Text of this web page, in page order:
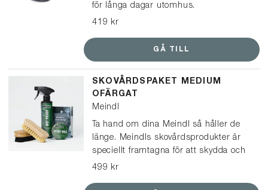
för långa dagar utomhus.
Kombinationen av merinoull och
passform och hjälper till att balansera
torra, bekväma och varma, även under
kyliga dagar. "Den skönaste strumpan
jag upplevt!"
419 kr
GÅ TILL
SKOVÅRDSPAKET MEDIUM
OFÄRGAT
Meindl
Ta hand om dina Meindl så håller de
länge. Meindls skovårdsprodukter är
speciellt framtagna för att skydda och
vårda Meindl-kängor och skor. Det här
499 kr